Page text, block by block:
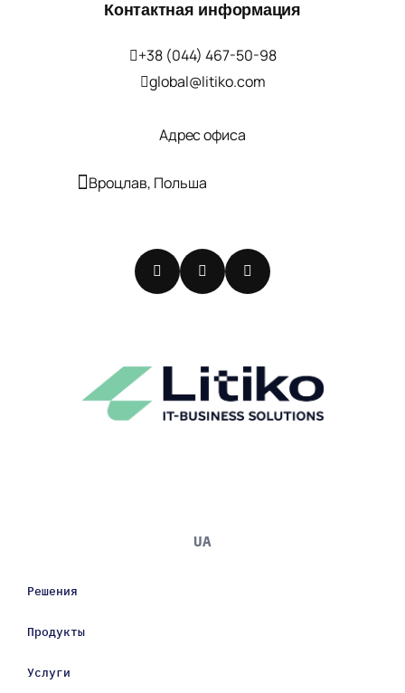
Контактная информация
+38 (044) 467-50-98
global@litiko.com
Адрес офиса
Вроцлав, Польша
UA
Решения
Продукты
Услуги